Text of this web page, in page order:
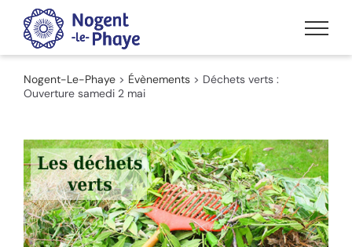
Passer
contenu
Nogent-Le-Phaye > Évènements > Déchets verts :
Ouverture samedi 2 mai